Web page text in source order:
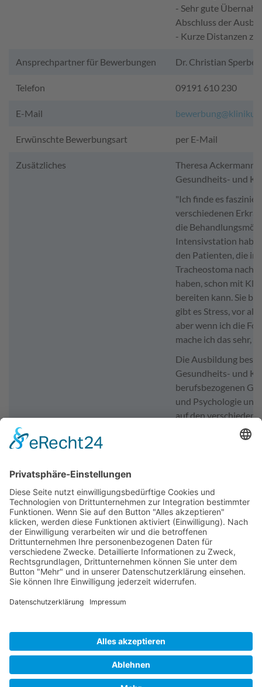
- Sehr gute
Abschluss der
- Kurze Distanzen
Ansprechpartner für Bewerbungen Dr. Christian Sperber
Telefon 09191 610 230
E-Mail
Erwünschte Bewerbungsart per E-Mail
Zusätzliches
Theresa Ackermann,
Gesundheits- und
"Ich finde es
verschiedenen
die
Intensivstation habe
den Patienten, die
Tracheostoma nach
haben, schon mit
bereiten kann. Sie
gibt es Stress, vor
aber wenn ich die
mache ich das sehr,
Die Ausbildung
Gesundheits- und
berufsbezogenen
und Psychologie
auf den
Forchheim und
Gynäkologie/
Video von Florian
zum Gesundheits-
unseren Social
https://
weitere interessante Links
https://vr.wir-
forchheim/
Veranstalter und Organisator: Landkreis Forchheim |
Partner: Netzwerk SchuleWirtschaft Forchheim